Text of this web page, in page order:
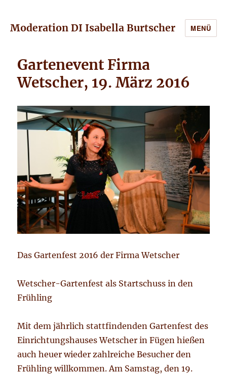
Moderation DI Isabella Burtscher MENÜ
Gartenevent Firma
Wetscher, 19. März 2016
Das Gartenfest 2016 der Firma Wetscher
Wetscher-Gartenfest als Startschuss in den
Frühling
Mit dem jährlich stattfindenden Gartenfest des
Einrichtungshauses Wetscher in Fügen hießen
auch heuer wieder zahlreiche Besucher den
Frühling willkommen. Am Samstag, den 19.